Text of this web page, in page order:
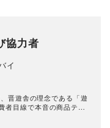
協力者
イ
晋遊舎の理念である「遊
者目線で本音の商品テス